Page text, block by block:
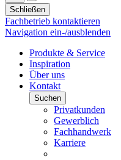
Schließen
Fachbetrieb kontaktieren
Navigation ein-/ausblenden
Produkte & Service
Inspiration
Über uns
Kontakt
Suchen
Privatkunden
Gewerblich
Fachhandwerk
Karriere